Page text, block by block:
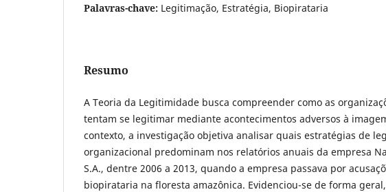
Palavras-chave: Legitimação, Estratégia, Biopirataria
Resumo
A Teoria da Legitimidade busca compreender como as
tentam se legitimar mediante acontecimentos adversos à
contexto, a investigação objetiva analisar quais estratégias de
organizacional predominam nos relatórios anuais da empresa
S.A., dentre 2006 a 2013, quando a empresa passava por
biopirataria na floresta amazônica. Evidenciou-se de forma